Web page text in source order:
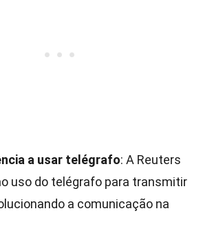
a usar telégrafo: A Reuters
uso do telégrafo para transmitir
a comunicação na